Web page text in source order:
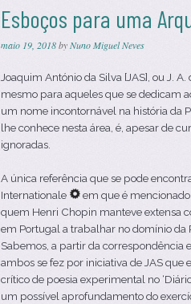
Esboços para uma
maio 19, 2018byNuno Miguel Neves
Joaquim António da Silva [JAS], ou J.
mesmo para aqueles que se dedicam
um nome incontornável na história da
lhe conhece nesta área, é, apesar de
ignoradas.
A única referência que se pode
Internationale
em que é mencionado
quem Henri Chopin manteve extensa
em Portugal a trabalhar no domínio da
Sabemos, a partir da correspondência
ambos se fez por iniciativa de JAS que
crítico de poesia experimental no
um possível aprofundamento do